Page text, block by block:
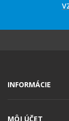
INFORMÁCIE
MÔJ ÚČET